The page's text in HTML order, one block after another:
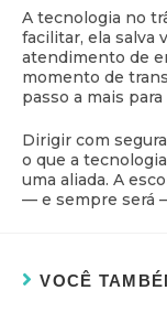
A tecnologia no
facilitar, ela salva
atendimento de
momento de
passo a mais
Dirigir com
o que a
uma aliada. A
— e sempre será
VOCÊ